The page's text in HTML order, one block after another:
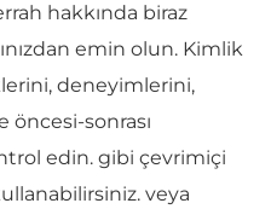
hakkında biraz
emin olun. Kimlik
deneyimlerini,
öncesi-sonrası
edin. gibi çevrimiçi
veya